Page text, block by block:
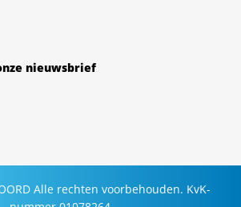
nieuwsbrief
Alle rechten voorbehouden. KvK-